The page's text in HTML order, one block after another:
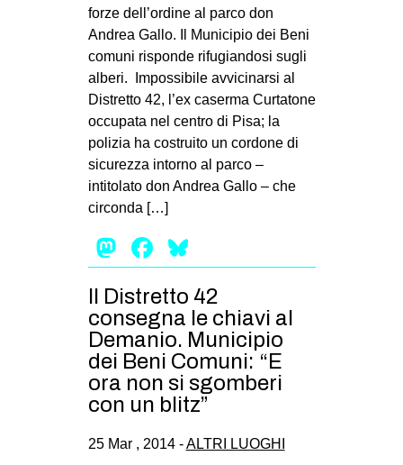
MSM
STUDENTI TSUNAMI
MILANO
MOBILITAZIONI
SPAZI
MOVIMENTI
AMBIENTE
ANTIFASCISMO
DIRITTO ALL’ABITARE
GENERI
MIGRAZIONI
PRECARIATO
forze dell’ordine al parco don
Andrea Gallo. Il Municipio dei Beni
comuni risponde rifugiandosi sugli
alberi. Impossibile avvicinarsi al
Distretto 42, l’ex caserma Curtatone
occupata nel centro di Pisa; la
polizia ha costruito un cordone di
sicurezza intorno al parco –
intitolato don Andrea Gallo – che
circonda […]
Mastodon
Facebook
Il Distretto 42
consegna le chiavi al
Demanio. Municipio
dei Beni Comuni: “E
ora non si sgomberi
con un blitz”
25 Mar , 2014 -ALTRI LUOGHI